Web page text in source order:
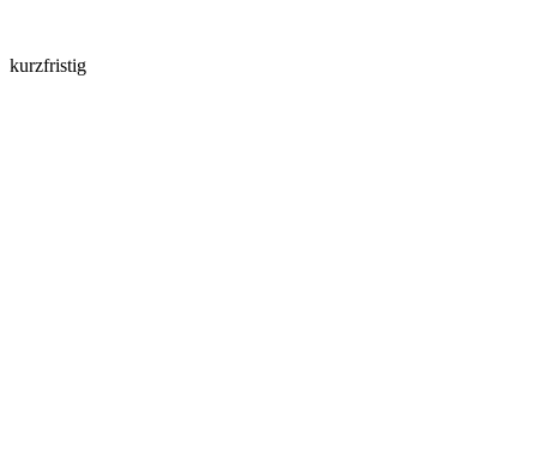
kurzfristig